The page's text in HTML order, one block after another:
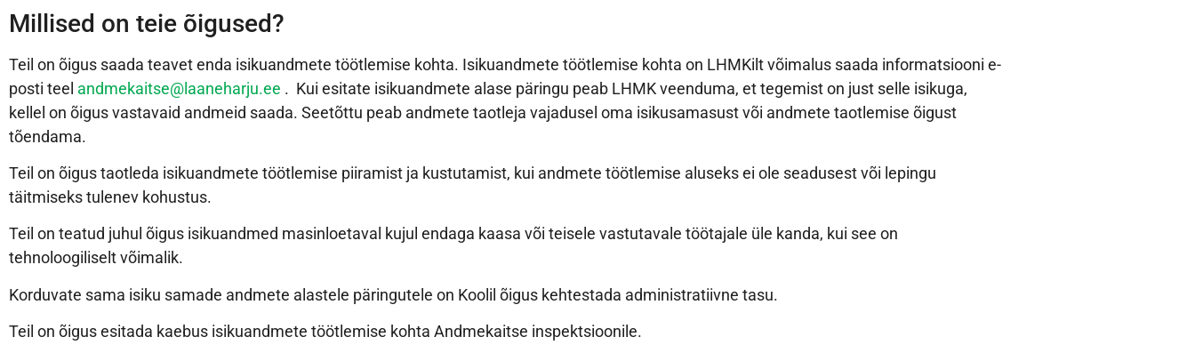
Millised on teie õigused?
Teil on õigus saada teavet enda isikuandmete töötlemise kohta. Isikuandmete töötlemise kohta on LHMKilt võimalus saada informatsiooni e-
posti teel andmekaitse@laaneharju.ee . Kui esitate isikuandmete alase päringu peab LHMK veenduma, et tegemist on just selle isikuga,
kellel on õigus vastavaid andmeid saada. Seetõttu peab andmete taotleja vajadusel oma isikusamasust või andmete taotlemise õigust
tõendama.
Teil on õigus taotleda isikuandmete töötlemise piiramist ja kustutamist, kui andmete töötlemise aluseks ei ole seadusest või lepingu
täitmiseks tulenev kohustus.
Teil on teatud juhul õigus isikuandmed masinloetaval kujul endaga kaasa või teisele vastutavale töötajale üle kanda, kui see on
tehnoloogiliselt võimalik.
Korduvate sama isiku samade andmete alastele päringutele on Koolil õigus kehtestada administratiivne tasu.
Teil on õigus esitada kaebus isikuandmete töötlemise kohta Andmekaitse inspektsioonile.